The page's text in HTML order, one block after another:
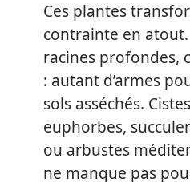
Ces plantes
contrainte en
racines profondes,
: autant d’armes
sols asséchés.
euphorbes,
ou arbustes
ne manque pas